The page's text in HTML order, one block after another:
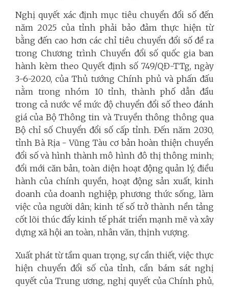
Nghị quyết xác định mục tiêu chuyển đổi số đến
năm 2025 của tỉnh phải bảo đảm thực hiện từ
bằng đến cao hơn các chỉ tiêu chuyển đổi số đề ra
trong Chương trình Chuyển đổi số quốc gia ban
hành kèm theo Quyết định số 749/QĐ-TTg, ngày
3-6-2020, của Thủ tướng Chính phủ và phấn đấu
nằm trong nhóm 10 tỉnh, thành phố dẫn đầu
trong cả nước về mức độ chuyển đổi số theo đánh
giá của Bộ Thông tin và Truyền thông thông qua
Bộ chỉ số Chuyển đổi số cấp tỉnh. Đến năm 2030,
tỉnh Bà Rịa - Vũng Tàu cơ bản hoàn thiện chuyển
đổi số và hình thành mô hình đô thị thông minh;
đổi mới căn bản, toàn diện hoạt động quản lý, điều
hành của chính quyền, hoạt động sản xuất, kinh
doanh của doanh nghiệp, phương thức sống, làm
việc của người dân; kinh tế số trở thành nền tảng
cốt lõi thúc đẩy kinh tế phát triển mạnh mẽ và xây
dựng xã hội an toàn, nhân văn, thịnh vượng.
Xuất phát từ tầm quan trọng, sự cần thiết, việc thực
hiện chuyển đổi số của tỉnh, cần bám sát nghị
quyết của Trung ương, nghị quyết của Chính phủ,